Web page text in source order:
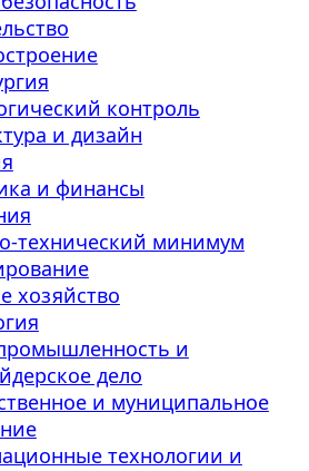
контроль
и дизайн
и финансы
технический минимум
хозяйство
и
дело
и муниципальное
технологии и